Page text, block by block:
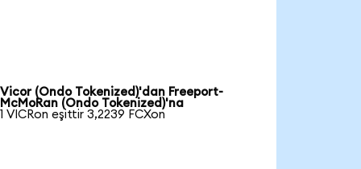
Vicor (Ondo Tokenized)'dan Freeport-
McMoRan (Ondo Tokenized)'na
1 VICRon eşittir 3,2239 FCXon